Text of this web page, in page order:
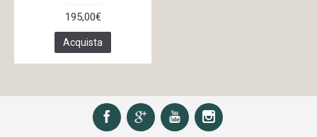
195,00€
Acquista